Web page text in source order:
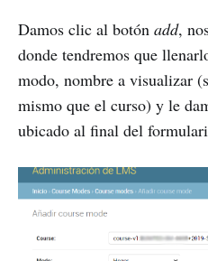
Damos clic al botón add,
donde tendremos que
modo, nombre a visualizar
mismo que el curso) y le
ubicado al final del